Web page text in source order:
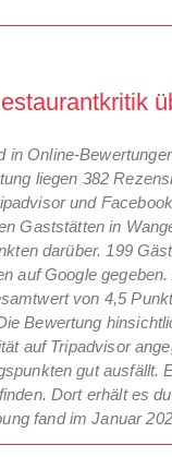
Online-
liegen 382
und
Gaststätten in
darüber. 199
auf Google
von 4,5
Bewertung
auf Tripadvisor
gut ausfällt.
Dort erhält es
fand im Januar